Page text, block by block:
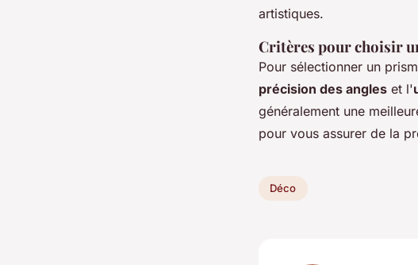
artistiques.
Critères pour choisir
Pour sélectionner un
précision des angles et l'
généralement une
pour vous assurer de la
Déco